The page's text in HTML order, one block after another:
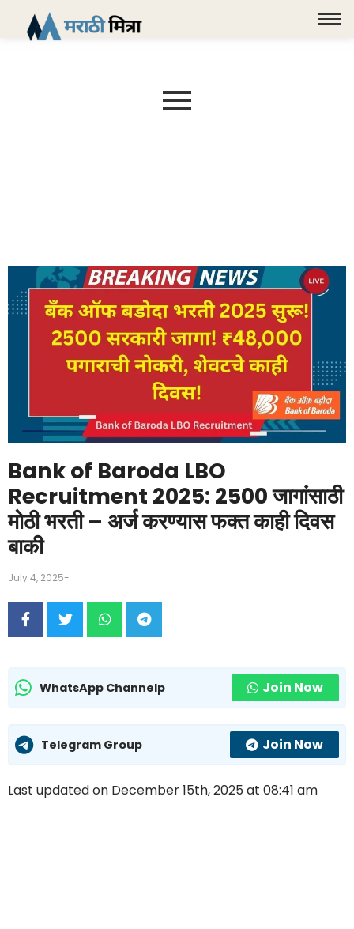
Bank of Baroda LBO
Recruitment 2025: 2500 जागांसाठी
मोठी भरती – अर्ज करण्यास फक्त काही दिवस
बाकी
July 4, 2025-
WhatsApp Channelp Join Now
Telegram Group Join Now
Last updated on December 15th, 2025 at 08:41 am